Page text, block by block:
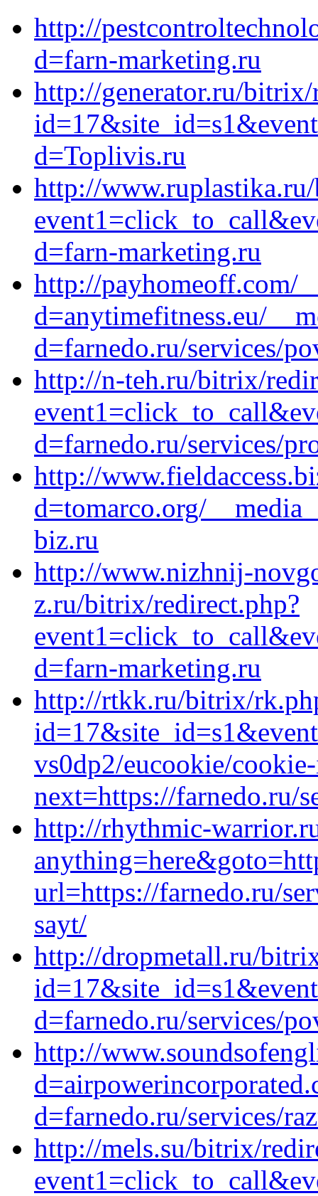
http://
d=farn-marketing.ru
http://generator.ru/
d=Toplivis.ru
http://
d=farn-marketing.ru
http://payhomeoff.com/
d=anytimefitness.eu/
d=farnedo.ru/services/
http://n-teh.ru/bitrix/
d=farnedo.ru/services/
http://
d=tomarco.org/
biz.ru
http://www.nizhnij-
z.ru/bitrix/redirect.php?
d=farn-marketing.ru
http://rtkk.ru/bitrix/
vs0dp2/eucookie/
next=https://farnedo.ru/
http://rhythmic-
url=https://farnedo.ru/
sayt/
http://dropmetall.ru/
d=farnedo.ru/services/
http://
d=farnedo.ru/services/
http://mels.su/bitrix/